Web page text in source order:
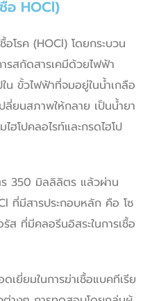
อ HOCl)
อโรค (HOCl) โดยกระบวน
รสกัดสารเคมีด้วยไฟฟ้า
ใน ขั้วไฟฟ้าที่จมอยู่ในน้ําเกลือ
ลี่ยนสภาพให้กลาย เป็นน้ำยา
ฮโปคลอไรท์และกรดไฮโป
ร 350 มิลลิลิตร แล้วผ่าน
ที่มีสารประกอบหลัก คือ โซ
ส ที่มีคลอรีนอิสระในการเชื้อ
ยี่ยมในการฆ่าเชื้อแบคทีเรีย